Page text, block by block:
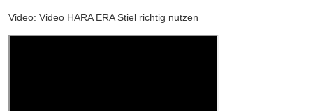
Video: Video HARA ERA Stiel richtig nutzen